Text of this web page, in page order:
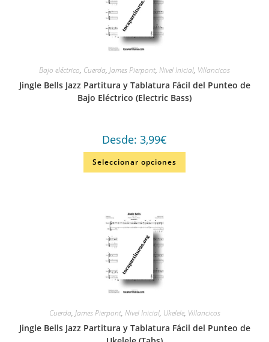
Bajo eléctrico, Cuerda, James Pierpont, Nivel Inicial, Villancicos
Jingle Bells Jazz Partitura y Tablatura Fácil del Punteo de
Bajo Eléctrico (Electric Bass)
Desde: 3,99€
Seleccionar opciones
Cuerda, James Pierpont, Nivel Inicial, Ukelele, Villancicos
Jingle Bells Jazz Partitura y Tablatura Fácil del Punteo de